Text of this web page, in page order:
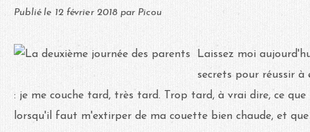
Publié le 12 février 2018 par Picou
Laissez moi
secrets pour réussir
: je me couche tard, très tard. Trop tard, à vrai dire, ce
lorsqu'il faut m'extirper de ma couette bien chaude, et que